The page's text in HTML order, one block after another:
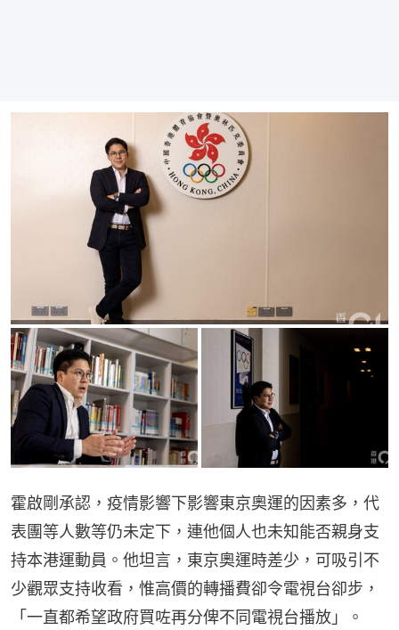
霍啟剛承認，疫情影響下影響東京奧運的因素多，代
表團等人數等仍未定下，連他個人也未知能否親身支
持本港運動員。他坦言，東京奧運時差少，可吸引不
少觀眾支持收看，惟高價的轉播費卻令電視台卻步，
「一直都希望政府買咗再分俾不同電視台播放」。